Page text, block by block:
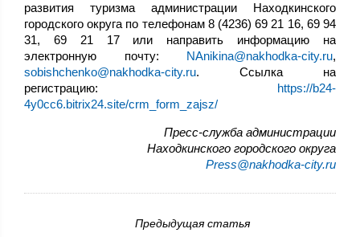
развития туризма администрации Находкинского
городского округа по телефонам 8 (4236) 69 21 16, 69 94
31, 69 21 17 или направить информацию на
электронную почту: NAnikina@nakhodka-city.ru,
sobishchenko@nakhodka-city.ru. Ссылка на
регистрацию: https://b24-
4y0cc6.bitrix24.site/crm_form_zajsz/
Пресс-служба администрации
Находкинского городского округа
Press@nakhodka-city.ru
Предыдущая статья